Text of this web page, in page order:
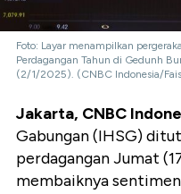
Foto: Layar menampilkan
Perdagangan Tahun di Gedunh
(2/1/2025). (CNBC Indonesia/
Jakarta, CNBC
Gabungan (IHSG)
perdagangan Jumat
membaiknya